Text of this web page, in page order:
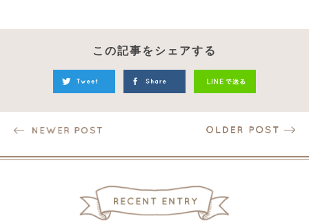
この記事をシェアする